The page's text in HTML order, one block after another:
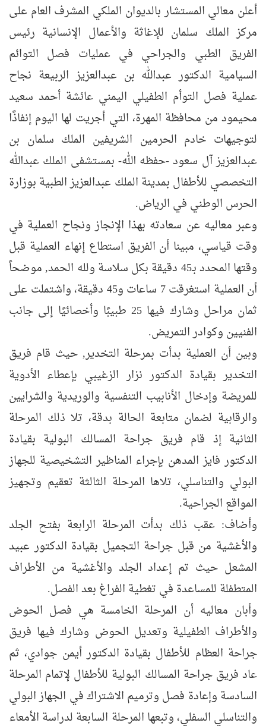
أعلن معالي المستشار بالديوان الملكي المشرف العام على
مركز الملك سلمان للإغاثة والأعمال الإنسانية رئيس
الفريق الطبي والجراحي في عمليات فصل التوائم
السيامية الدكتور عبدالله بن عبدالعزيز الربيعة نجاح
عملية فصل التوأم الطفيلي اليمني عائشة أحمد سعيد
محيمود من محافظة المهرة، التي أجريت لها اليوم إنفاذًا
لتوجيهات خادم الحرمين الشريفين الملك سلمان بن
عبدالعزيز آل سعود -حفظه الله- بمستشفى الملك عبدالله
التخصصي للأطفال بمدينة الملك عبدالعزيز الطبية بوزارة
الحرس الوطني في الرياض.
وعبر معاليه عن سعادته بهذا الإنجاز ونجاح العملية في
وقت قياسي، مبينا أن الفريق استطاع إنهاء العملية قبل
وقتها المحدد بـ45 دقيقة بكل سلاسة ولله الحمد, موضحاً
أن العملية استغرقت 7 ساعات و45 دقيقة، واشتملت على
ثمان مراحل وشارك فيها 25 طبيبًا وأخصائيًا إلى جانب
الفنيين وكوادر التمريض.
وبين أن العملية بدأت بمرحلة التخدير, حيث قام فريق
التخدير بقيادة الدكتور نزار الزغيبي بإعطاء الأدوية
للمريضة وإدخال الأنابيب التنفسية والوريدية والشرايين
والرقابية لضمان متابعة الحالة بدقة، تلا ذلك المرحلة
الثانية إذ قام فريق جراحة المسالك البولية بقيادة
الدكتور فايز المدهن بإجراء المناظير التشخيصية للجهاز
البولي والتناسلي، تلاها المرحلة الثالثة تعقيم وتجهيز
المواقع الجراحية.
وأضاف: عقب ذلك بدأت المرحلة الرابعة بفتح الجلد
والأغشية من قبل جراحة التجميل بقيادة الدكتور عبيد
المشعل حيث تم إعداد الجلد والأغشية من الأطراف
المتطفلة للمساعدة في تغطية الفراغ بعد الفصل.
وأبان معاليه أن المرحلة الخامسة هي فصل الحوض
والأطراف الطفيلية وتعديل الحوض وشارك فيها فريق
جراحة العظام للأطفال بقيادة الدكتور أيمن جوادي، ثم
عاد فريق جراحة المسالك البولية للأطفال لإتمام المرحلة
السادسة وإعادة فصل وترميم الاشتراك في الجهاز البولي
والتناسلي السفلي، وتبعها المرحلة السابعة لدراسة الأمعاء